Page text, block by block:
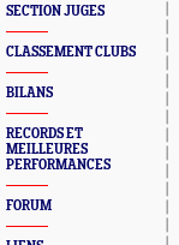
SECTION JUGES
CLASSEMENT CLUBS
BILANS
RECORDS ET
MEILLEURES
PERFORMANCES
FORUM